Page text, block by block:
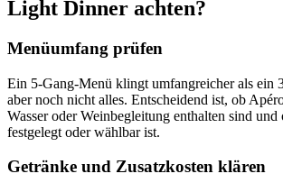
Light Dinner achten?
Menüumfang prüfen
Ein 5-Gang-Menü klingt umfangreicher als ein
aber noch nicht alles. Entscheidend ist, ob
Wasser oder Weinbegleitung enthalten sind und
festgelegt oder wählbar ist.
Getränke und Zusatzkosten klären